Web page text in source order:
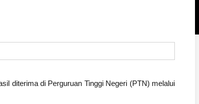
diterima di Perguruan Tinggi Negeri (PTN) melalui